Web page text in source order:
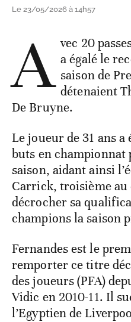
Le 23/05/2026 à 14h57
A vec 20
a égalé le
saison de
détenaient
De Bruyne.
Le joueur de 31 ans
buts en
saison, aidant ainsi
Carrick, troisième au
décrocher sa
champions la saison
Fernandes est le
remporter ce titre
des joueurs (PFA)
Vidic en 2010-11. Il
l’Egyptien de